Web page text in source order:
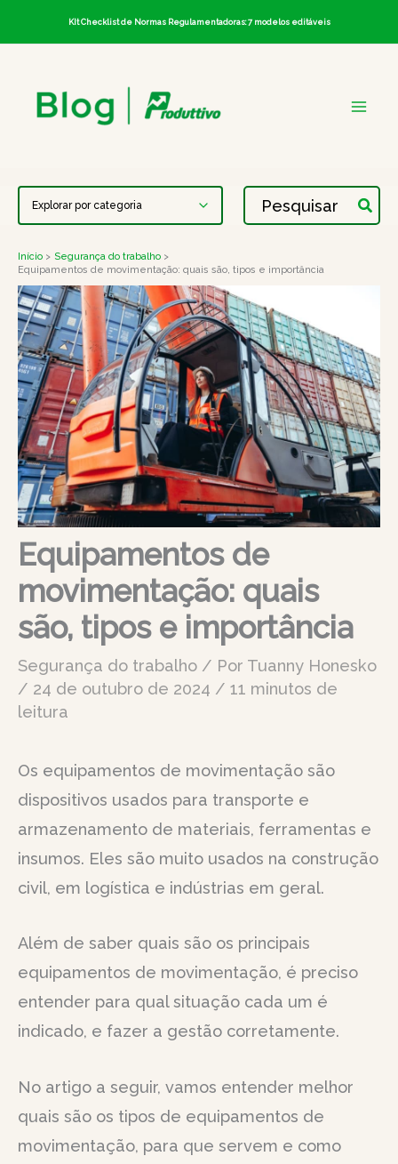
para
conteúdo
KIt Checklist de Normas Regulamentadoras: 7 modelos editáveis
Procurar:
Início
Segurança do trabalho
Equipamentos de movimentação: quais são, tipos e importância
Equipamentos de
movimentação: quais
são, tipos e importância
Segurança do trabalho / Por Tuanny Honesko
/ 24 de outubro de 2024 / 11 minutos de
leitura
Os equipamentos de movimentação são
dispositivos usados para transporte e
armazenamento de materiais, ferramentas e
insumos. Eles são muito usados na construção
civil, em logística e indústrias em geral.
Além de saber quais são os principais
equipamentos de movimentação, é preciso
entender para qual situação cada um é
indicado, e fazer a gestão corretamente.
No artigo a seguir, vamos entender melhor
quais são os tipos de equipamentos de
movimentação, para que servem e como